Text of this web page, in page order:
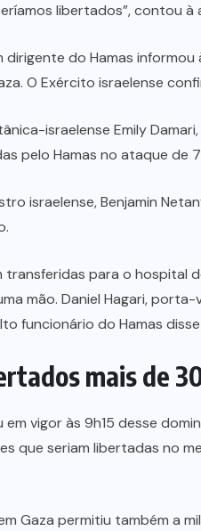
libertados”, contou
dirigente do Hamas
O Exército israelense
israelense Emily
pelo Hamas no ataque de
israelense, Benjamin
transferidas para o hospital
mão. Daniel Hagari,
funcionário do Hamas
mais de
vigor às 9h15 desse
que seriam libertadas no
Gaza permitiu também a